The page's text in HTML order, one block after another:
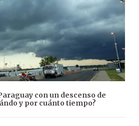
con un descenso de
y por cuánto tiempo?